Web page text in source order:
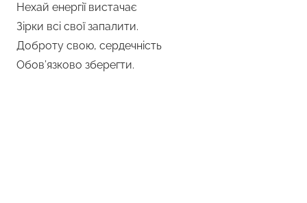
Нехай енергії вистачає
Зірки всі свої запалити.
Доброту свою, сердечність
Обов’язково зберегти.